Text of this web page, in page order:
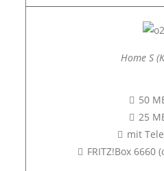
Home S
50
25
mit
FRITZ!Box 6660